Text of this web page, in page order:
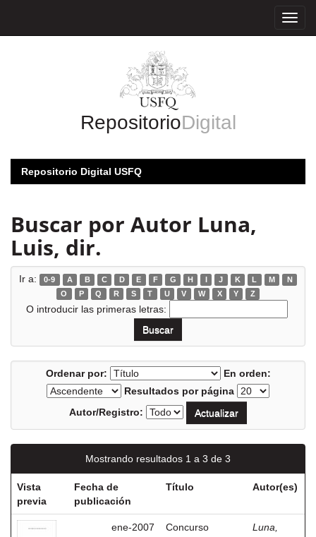
RepositorioDigital
Repositorio Digital USFQ
Buscar por Autor Luna,
Luis, dir.
Ir a: 0-9 A B C D E F G H I J K L M
N
O
P Q R S T U V W X Y Z
O introducir las primeras letras:
Ordenar por:
En orden:
Resultados por página
Autor/Registro:
Mostrando resultados 1 a 3 de 3
Vista
previa
Fecha de
publicación
Título Autor(es)
ene-2007
Concurso
Luna,